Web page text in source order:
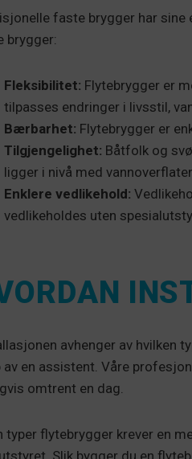
faste brygger har
brygger:
Fleksibilitet: Flytebrygger er
tilpasses endringer i livsstil,
Bærbarhet: Flytebrygger er
Tilgjengelighet: Båtfolk og
ligger i nivå med
Enklere vedlikehold:
vedlikeholdes uten
avhenger av hvilken
av en assistent. Våre
omtrent en dag.
typer flytebrygger krever en
Slik bygger du en